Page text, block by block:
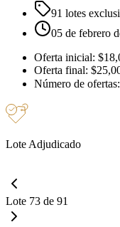
91 lotes
05 de febrero
Oferta inicial:
Oferta final:
Número de ofertas:
Lote Adjudicado
Lote 73 de 91